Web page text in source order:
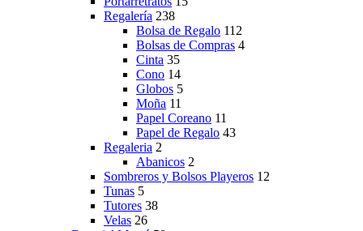
Regalería 238
Bolsa de Regalo 112
Bolsas de Compras 4
Cinta 35
Cono 14
Globos 5
Moña 11
Papel Coreano 11
Papel de Regalo 43
Regaleria 2
Abanicos 2
Sombreros y Bolsos Playeros 12
Tunas 5
Tutores 38
Velas 26